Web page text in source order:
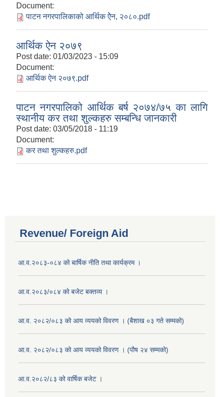
Document:
पाटन नगरपालिकाको आर्थिक ऐेन, २०८०.pdf
आर्थिक ऐन २०७९
Post date: 01/03/2023 - 15:09
Document:
आर्थिक ऐन २०७९.pdf
पाटन नगरपालिको आर्थिक बर्ष २०७४/७५ का लागि
स्थानीय कर तथा शुल्कहरु सम्बन्धि जानकारी
Post date: 03/05/2018 - 11:19
Document:
कर तथा शुल्कहरु.pdf
Revenue/ Foreign Aid
आ.व.२०८३-०८४ को बार्षिक नीति तथा कार्यक्रम ।
आ.व.२०८३/०८४ को बजेट बक्तव्य ।
आ.व. २०८२/०८३ को आय व्ययको विवरण । (बैशाख ०३ गते सम्मको)
आ.व. २०८२/०८३ को आय व्ययको विवरण । (पौष २४ सम्मको)
आ.व.२०८२/८३ को वार्षिक बजेट ।